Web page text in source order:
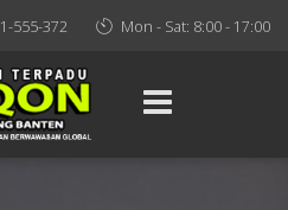
1-555-372 Mon - Sat: 8:00 - 17:00